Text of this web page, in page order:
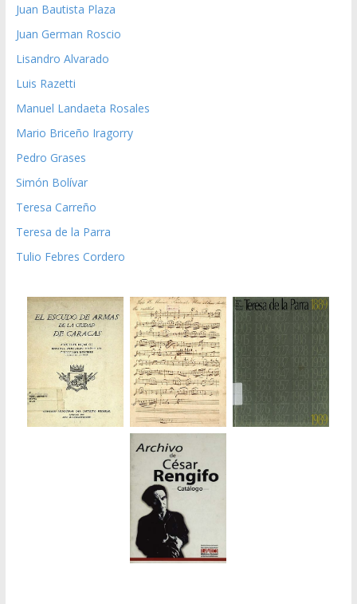
Juan Bautista Plaza
Juan German Roscio
Lisandro Alvarado
Luis Razetti
Manuel Landaeta Rosales
Mario Briceño Iragorry
Pedro Grases
Simón Bolívar
Teresa Carreño
Teresa de la Parra
Tulio Febres Cordero